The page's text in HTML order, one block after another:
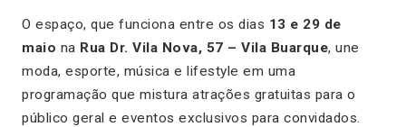
O espaço, que funciona entre os dias 13 e 29 de
maio na Rua Dr. Vila Nova, 57 – Vila Buarque, une
moda, esporte, música e lifestyle em uma
programação que mistura atrações gratuitas para o
público geral e eventos exclusivos para convidados.